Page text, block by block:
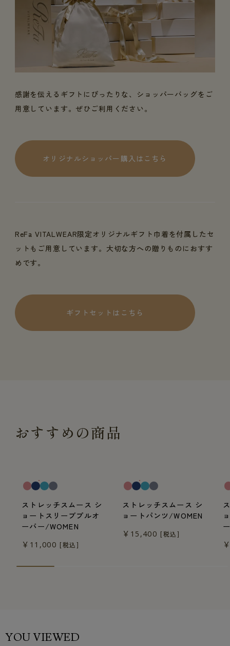
感謝を伝えるギフトにぴったりな、ショッパーバッグをご
用意しています。ぜひご利用ください。
オリジナルショッパー購入はこちら
ReFa VITALWEAR限定オリジナルギフト巾着を付属したセ
ットもご用意しています。大切な方への贈りものにおすす
めです。
ギフトセットはこちら
おすすめの商品
ストレッチスムース シ
ョートスリーブプルオ
ーバー/WOMEN
￥11,000 [税込]
ストレッチスムース シ
ョートパンツ/WOMEN
￥15,400 [税込]
YOU VIEWED